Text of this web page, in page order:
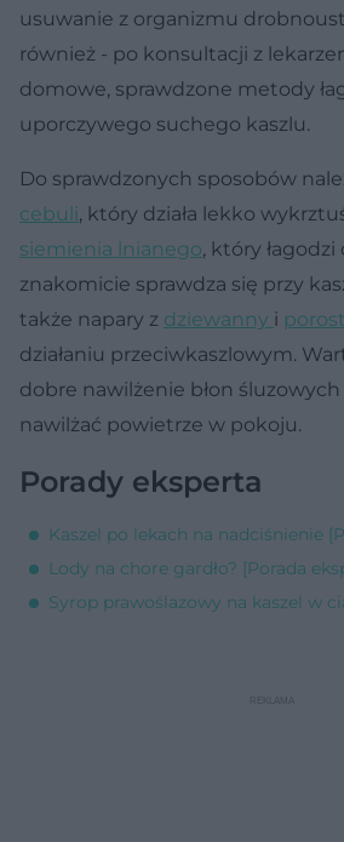
usuwanie z organizmu
również - po konsultacji z
domowe, sprawdzone metody
uporczywego suchego kaszlu.
Do sprawdzonych sposobów
cebuli, który działa lekko
siemienia lnianego, który łagodzi
znakomicie sprawdza się przy
także napary z dziewanny i
działaniu przeciwkaszlowym.
dobre nawilżenie błon śluzowych
nawilżać powietrze w pokoju.
Porady eksperta
Kaszel po lekach na nadciśnienie
Lody na chore gardło? [Porada
Syrop prawoślazowy na kaszel w